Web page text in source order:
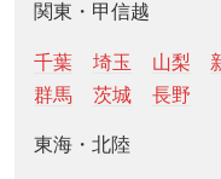
関東・甲信越
千葉 埼玉 山梨
群馬
茨城 長野
東海・北陸